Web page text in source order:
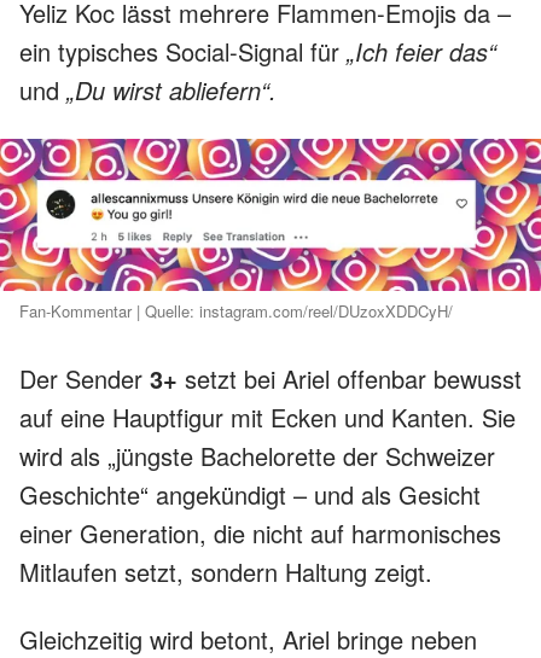
Yeliz Koc lässt mehrere Flammen-Emojis da –
ein typisches Social-Signal für „Ich feier das“
und „Du wirst abliefern“.
Fan-Kommentar | Quelle: instagram.com/reel/DUzoxXDDCyH/
Der Sender 3+ setzt bei Ariel offenbar bewusst
auf eine Hauptfigur mit Ecken und Kanten. Sie
wird als „jüngste Bachelorette der Schweizer
Geschichte“ angekündigt – und als Gesicht
einer Generation, die nicht auf harmonisches
Mitlaufen setzt, sondern Haltung zeigt.
Gleichzeitig wird betont, Ariel bringe neben